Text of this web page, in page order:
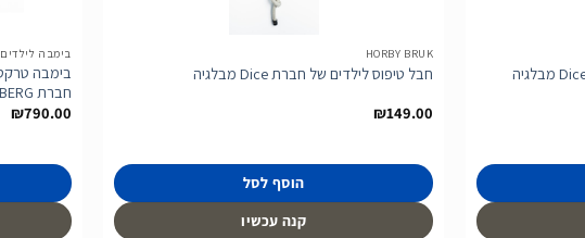
HORBY BRUK
חבל טיפוס לילדים של חברת Dice מבלגיה
₪149.00
הוסף לסל
קנה עכשיו
בימבה לילדים
חברת BERG מהולנד לגיל 2-5
₪790.00